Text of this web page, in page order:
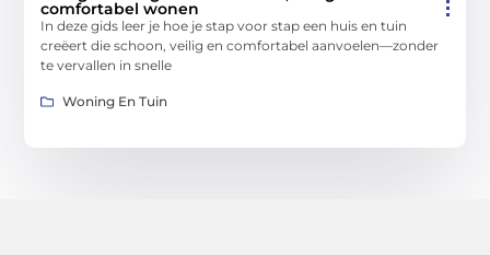
comfortabel wonen
In deze gids leer je hoe je stap voor stap een huis en tuin
creëert die schoon, veilig en comfortabel aanvoelen—zonder
te vervallen in snelle
Woning En Tuin